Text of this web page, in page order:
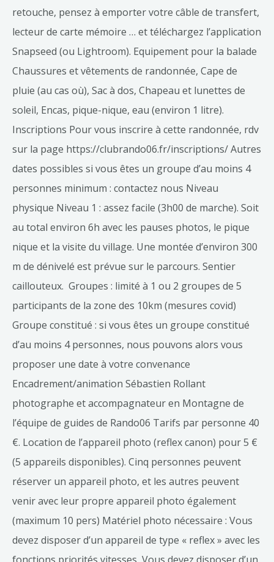
retouche, pensez à emporter votre câble de transfert,
lecteur de carte mémoire … et téléchargez l’application
Snapseed (ou Lightroom). Equipement pour la balade
Chaussures et vêtements de randonnée, Cape de
pluie (au cas où), Sac à dos, Chapeau et lunettes de
soleil, Encas, pique-nique, eau (environ 1 litre).
Inscriptions Pour vous inscrire à cette randonnée, rdv
sur la page https://clubrando06.fr/inscriptions/ Autres
dates possibles si vous êtes un groupe d’au moins 4
personnes minimum : contactez nous Niveau
physique Niveau 1 : assez facile (3h00 de marche). Soit
au total environ 6h avec les pauses photos, le pique
nique et la visite du village. Une montée d’environ 300
m de dénivelé est prévue sur le parcours. Sentier
caillouteux. Groupes : limité à 1 ou 2 groupes de 5
participants de la zone des 10km (mesures covid)
Groupe constitué : si vous êtes un groupe constitué
d’au moins 4 personnes, nous pouvons alors vous
proposer une date à votre convenance
Encadrement/animation Sébastien Rollant
photographe et accompagnateur en Montagne de
l’équipe de guides de Rando06 Tarifs par personne 40
€. Location de l’appareil photo (reflex canon) pour 5 €
(5 appareils disponibles). Cinq personnes peuvent
réserver un appareil photo, et les autres peuvent
venir avec leur propre appareil photo également
(maximum 10 pers) Matériel photo nécessaire : Vous
devez disposer d’un appareil de type « reflex » avec les